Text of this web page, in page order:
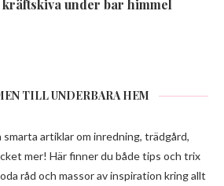
under bar himmel
TILL UNDERBARA HEM
smarta artiklar om inredning, trädgård,
mer! Här finner du både tips och trix
råd och massor av inspiration kring allt